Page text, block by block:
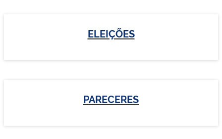
ELEIÇÕES
PARECERES